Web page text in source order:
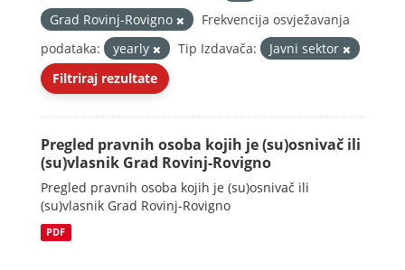
Grad Rovinj-Rovigno
Frekvencija osvježavanja
podataka:
yearly Tip Izdavača:
Javni sektor
Filtriraj rezultate
Pregled pravnih osoba kojih je (su)osnivač ili
(su)vlasnik Grad Rovinj-Rovigno
Pregled pravnih osoba kojih je (su)osnivač ili
(su)vlasnik Grad Rovinj-Rovigno
PDF